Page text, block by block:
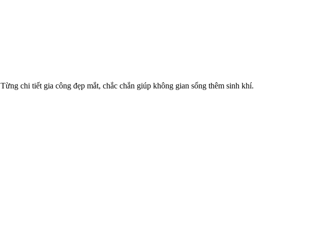
Từng chi tiết gia công đẹp mắt, chắc chắn giúp không gian sống thêm sinh khí.